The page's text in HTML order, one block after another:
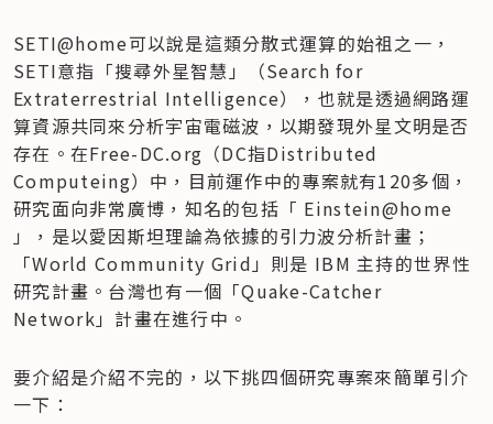
SETI@home可以說是這類分散式運算的始祖之一，
SETI意指「搜尋外星智慧」（Search for
Extraterrestrial Intelligence），也就是透過網路運
算資源共同來分析宇宙電磁波，以期發現外星文明是否
存在。在Free-DC.org（DC指Distributed
Computeing）中，目前運作中的專案就有120多個，
研究面向非常廣博，知名的包括「 Einstein@home
」，是以愛因斯坦理論為依據的引力波分析計畫；
「World Community Grid」則是 IBM 主持的世界性
研究計畫。台灣也有一個「Quake-Catcher
Network」計畫在進行中。
要介紹是介紹不完的，以下挑四個研究專案來簡單引介
一下：